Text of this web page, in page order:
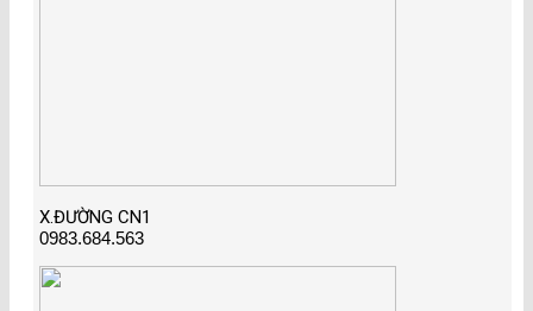
X.ĐƯỜNG CN1
0983.684.563